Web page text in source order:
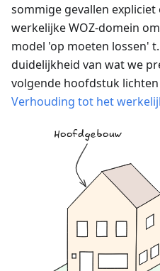
sommige gevallen expliciet
werkelijke WOZ-domein
model 'op moeten lossen'
duidelijkheid van wat we
volgende hoofdstuk
Verhouding tot het